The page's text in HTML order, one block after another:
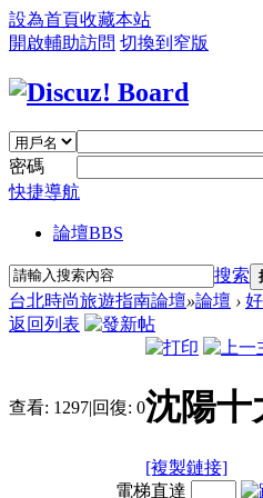
設為首頁收藏本站
開啟輔助訪問 切換到窄版
密碼
快捷導航
論壇BBS
搜索
台北時尚旅遊指南論壇»論壇 ›
返回列表
查看: 1297|回復: 0沈陽十
[複製鏈接]
電梯直達